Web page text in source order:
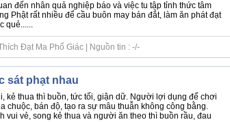
đến nhân quả nghiệp báo và việc tu tập tỉnh thức tâm
Phật rất nhiều để cầu buôn may bán đắt, làm ăn phát đạt
Đạt Ma Phổ Giác | Nguồn tin : -/-
sát phạt nhau
kẻ thua thì buồn, tức tối, giận dữ. Người lợi dụng để chơi
chuộc, bán độ, tạo ra sự mâu thuẫn không công bằng.
vui vẻ, song kẻ thua và người ăn theo thì buồn rầu, đau